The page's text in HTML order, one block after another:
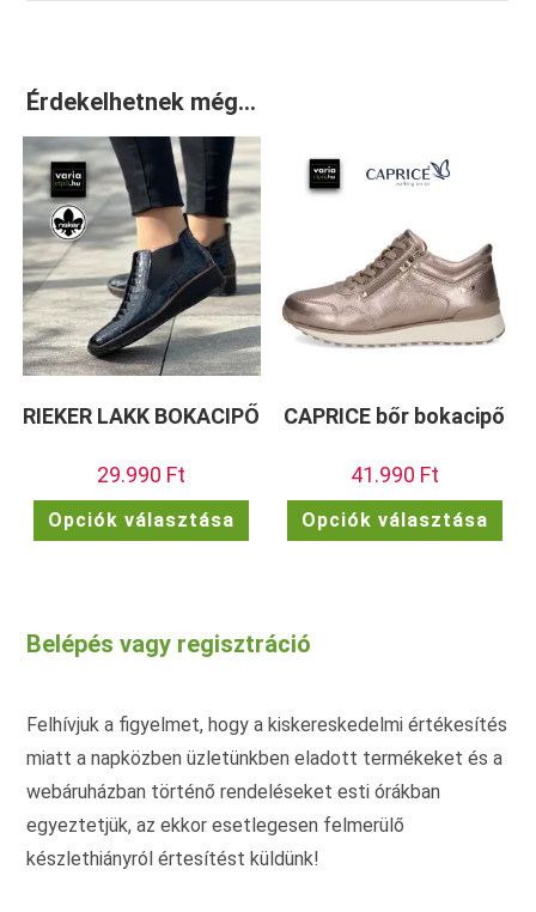
Érdekelhetnek még…
RIEKER LAKK BOKACIPŐ
29.990 Ft
Opciók választása
Ennek
terméknek
a
termékoldalon
CAPRICE bőr bokacipő
41.990 Ft
Opciók választása
Belépés vagy regisztráció
Felhívjuk a figyelmet, hogy a kiskereskedelmi értékesítés
miatt a napközben üzletünkben eladott termékeket és a
webáruházban történő rendeléseket esti órákban
egyeztetjük, az ekkor esetlegesen felmerülő
készlethiányról értesítést küldünk!